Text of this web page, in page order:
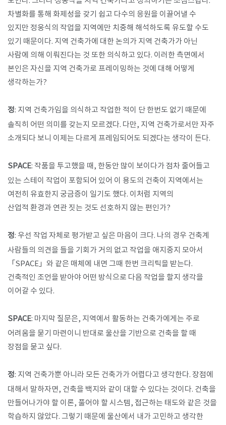
차별화를 통해 화제성을 갖기 쉽고 다수의 응원을 이끌어낼 수
있지만 정웅식의 작업을 지역에만 치중해 해석하도록 유도할 수도
있기 때문이다. 지역 건축가에 대한 논의가 지역 건축가가 아닌
사람에 의해 이뤄진다는 것 또한 의식하고 있다. 이러한 측면에서
본인은 자신을 지역 건축가로 프레이밍하는 것에 대해 어떻게
생각하는가?
​정: 지역 건축가임을 의식하고 작업한 적이 단 한번도 없기 때문에
솔직히 어떤 의미를 갖는지 모르겠다. 다만, 지역 건축가로서만 자주
소개되다 보니 이제는 다르게 프레임되어도 되겠다는 생각이 든다.
SPACE: 작품을 투고했을 때, 한동안 많이 보이다가 점차 줄어들고
있는 스테이 작업이 포함되어 있어 이 용도의 건축이 지역에서는
여전히 유효한지 궁금증이 일기도 했다. 이처럼 지역의
산업적 환경과 연관 짓는 것도 선호하지 않는 편인가?
정: 우선 작업 자체로 평가받고 싶은 마음이 크다. 나의 경우 건축계
사람들의 의견을 들을 기회가 거의 없고 작업을 애지중지 모아서
「SPACE」와 같은 매체에 내면 그때 한번 크리틱을 받는다.
건축적인 조언을 받아야 어떤 방식으로 다음 작업을 할지 생각을
이어갈 수 있다.
SPACE: 마지막 질문은, 지역에서 활동하는 건축가에게는 주로
어려움을 묻기 마련이니 반대로 울산을 기반으로 건축을 할 때
장점을 묻고 싶다.
정: 지역 건축가뿐 아니라 모든 건축가가 어렵다고 생각한다. 장점에
대해서 말하자면, 건축을 백지와 같이 대할 수 있다는 것이다. 건축을
만들어나가야 할 이론, 풀어야 할 시스템, 접근하는 태도와 같은 것을
학습하지 않았다. 그렇기 때문에 울산에서 내가 고민하고 생각한